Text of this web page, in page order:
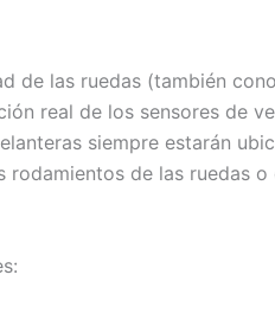
de las ruedas (también
real de los sensores de
siempre estarán
de las ruedas o